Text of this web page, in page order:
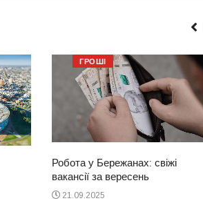
ГРОШІ
Робота у Бережанах: свіжі
вакансії за вересень
21.09.2025